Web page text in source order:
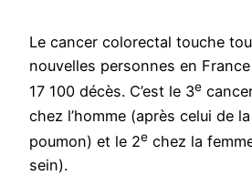
Le cancer colorectal touche
nouvelles personnes en
17 100 décès. C’est le 3e
chez l’homme (après celui de
poumon) et le 2e chez la
sein).